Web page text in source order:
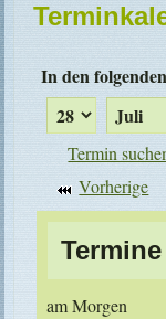
In den
Termin
Vorherige
Termine
am Morgen